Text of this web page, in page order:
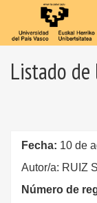
Listado
Fecha: 10 de
Autor/a: RUIZ
Número de